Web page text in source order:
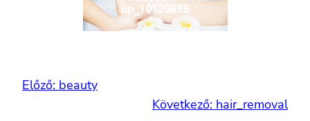
up_10120698
Előző: beauty
Következő: hair_removal